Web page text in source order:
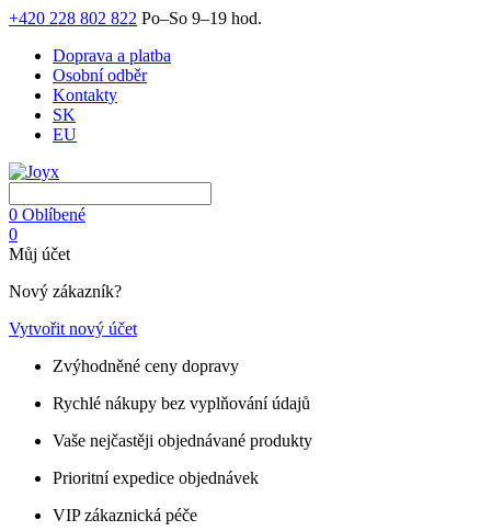
+420 228 802 822 Po–So 9–19 hod.
Doprava a platba
Osobní odběr
Kontakty
SK
EU
0 Oblíbené
0
Můj účet
Nový zákazník?
Vytvořit nový účet
Zvýhodněné ceny dopravy
Rychlé nákupy bez vyplňování údajů
Vaše nejčastěji objednávané produkty
Prioritní expedice objednávek
VIP zákaznická péče